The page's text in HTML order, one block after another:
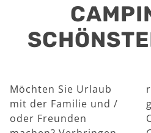
Möchten Sie Urlaub
mit der Familie und /
oder Freunden
ruhiger, kommunal
geführter
Campingplatz.